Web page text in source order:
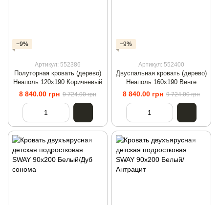
−9%
Артикул: 552386
Полуторная кровать (дерево)
Неаполь 120х190 Коричневый
8 840.00 грн 9 724.00 грн
−9%
Артикул: 552400
Двуспальная кровать (дерево)
Неаполь 160х190 Венге
8 840.00 грн 9 724.00 грн